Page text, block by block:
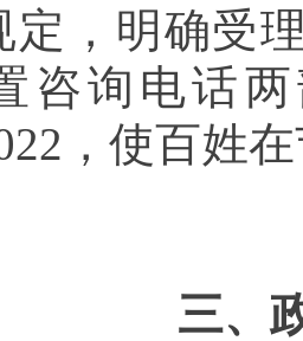
定，明确受
咨询电话
，使百姓
三、